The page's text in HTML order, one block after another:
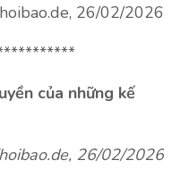
26/02/2026
của những kế
26/02/2026